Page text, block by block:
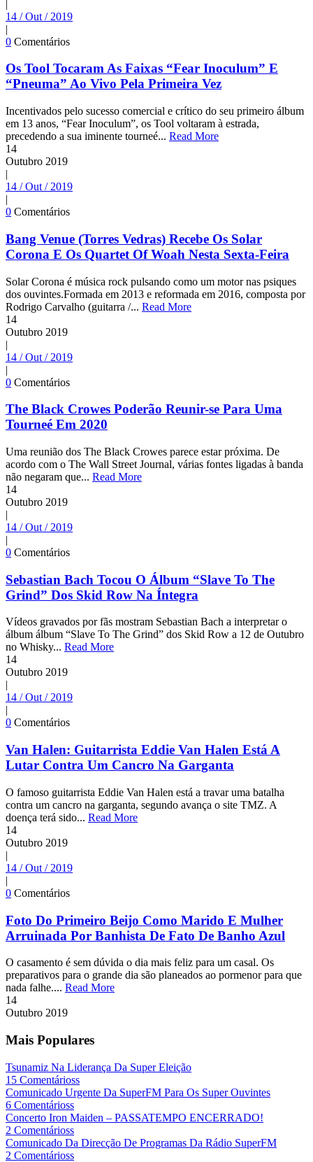
14 / Out / 2019
|
0 Comentários
Os Tool Tocaram As Faixas “Fear Inoculum” E
“Pneuma” Ao Vivo Pela Primeira Vez
Incentivados pelo sucesso comercial e crítico do seu primeiro álbum
em 13 anos, “Fear Inoculum”, os Tool voltaram à estrada,
precedendo a sua iminente tourneé... Read More
14
Outubro 2019
|
14 / Out / 2019
|
0 Comentários
Bang Venue (Torres Vedras) Recebe Os Solar
Corona E Os Quartet Of Woah Nesta Sexta-Feira
Solar Corona é música rock pulsando como um motor nas psiques
dos ouvintes.Formada em 2013 e reformada em 2016, composta por
Rodrigo Carvalho (guitarra /... Read More
14
Outubro 2019
|
14 / Out / 2019
|
0 Comentários
The Black Crowes Poderão Reunir-se Para Uma
Tourneé Em 2020
Uma reunião dos The Black Crowes parece estar próxima. De
acordo com o The Wall Street Journal, várias fontes ligadas à banda
não negaram que... Read More
14
Outubro 2019
|
14 / Out / 2019
|
0 Comentários
Sebastian Bach Tocou O Álbum “Slave To The
Grind” Dos Skid Row Na Íntegra
Vídeos gravados por fãs mostram Sebastian Bach a interpretar o
álbum álbum “Slave To The Grind” dos Skid Row a 12 de Outubro
no Whisky... Read More
14
Outubro 2019
|
14 / Out / 2019
|
0 Comentários
Van Halen: Guitarrista Eddie Van Halen Está A
Lutar Contra Um Cancro Na Garganta
O famoso guitarrista Eddie Van Halen está a travar uma batalha
contra um cancro na garganta, segundo avança o site TMZ. A
doença terá sido... Read More
14
Outubro 2019
|
14 / Out / 2019
|
0 Comentários
Foto Do Primeiro Beijo Como Marido E Mulher
Arruinada Por Banhista De Fato De Banho Azul
O casamento é sem dúvida o dia mais feliz para um casal. Os
preparativos para o grande dia são planeados ao pormenor para que
nada falhe.... Read More
14
Outubro 2019
Mais Populares
Tsunamiz Na Liderança Da Super Eleição
15 Comentárioss
Comunicado Urgente Da SuperFM Para Os Super Ouvintes
6 Comentárioss
Concerto Iron Maiden – PASSATEMPO ENCERRADO!
2 Comentárioss
Comunicado Da Direcção De Programas Da Rádio SuperFM
2 Comentárioss